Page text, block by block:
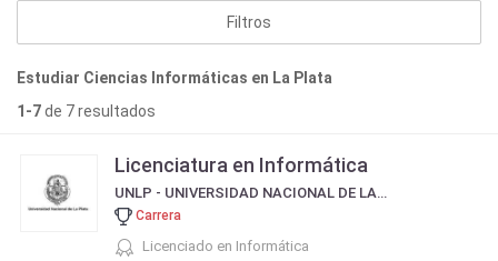
Filtros
Estudiar Ciencias Informáticas en La Plata
1-7de 7 resultados
Licenciatura en Informática
UNLP - UNIVERSIDAD NACIONAL DE LA PLATA
Carrera
Licenciado en Informática